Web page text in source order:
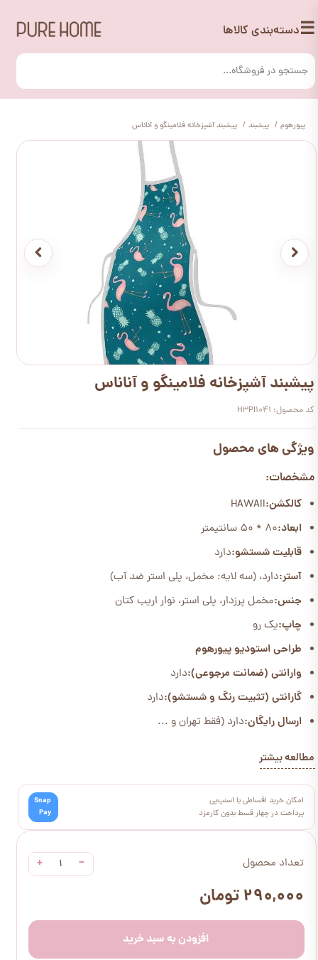
☰دسته‌بندی کالاها
پیورهوم پیشبند پیشبند آشپزخانه فلامینگو و آناناس
تعداد محصول −
+
۲۹۰,۰۰۰ تومان
افزودن به سبد خرید
پیشبند آشپزخانه فلامینگو و آناناس
کد محصول: H3PI1041
ویژگی های محصول
مشخصات:
کالکشن:HAWAII
ابعاد:80 * 50 سانتیمتر
قابلیت شستشو:دارد
آستر:دارد، (سه لایه: مخمل، پلی استر ضد آب)
جنس:مخمل پرزدار، پلی استر، نوار اریب کتان
چاپ:یک رو
طراحی استودیو پیورهوم
وارانتی (ضمانت مرجوعی):دارد
گارانتی (تثبیت رنگ و شستشو):دارد
ارسال رایگان:دارد (فقط تهران و ...
مطالعه بیشتر
امکان خرید اقساطی با اسنپ‌پی
پرداخت در چهار قسط بدون کارمزد
Snap
Pay